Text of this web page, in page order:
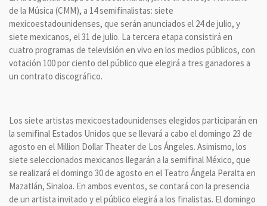
de la Música (CMM), a 14 semifinalistas: siete
mexicoestadounidenses, que serán anunciados el 24 de julio, y
siete mexicanos, el 31 de julio. La tercera etapa consistirá en
cuatro programas de televisión en vivo en los medios públicos, con
votación 100 por ciento del público que elegirá a tres ganadores a
un contrato discográfico.
Los siete artistas mexicoestadounidenses elegidos participarán en
la semifinal Estados Unidos que se llevará a cabo el domingo 23 de
agosto en el Million Dollar Theater de Los Ángeles. Asimismo, los
siete seleccionados mexicanos llegarán a la semifinal México, que
se realizará el domingo 30 de agosto en el Teatro Ángela Peralta en
Mazatlán, Sinaloa. En ambos eventos, se contará con la presencia
de un artista invitado y el público elegirá a los finalistas. El domingo